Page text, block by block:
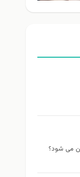
می شود؟